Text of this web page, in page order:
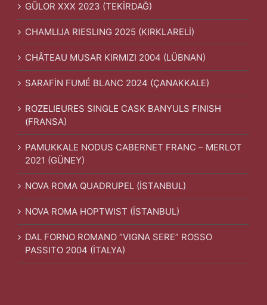
GÜLOR XXX 2023 (TEKİRDAĞ)
CHAMLIJA RIESLING 2025 (KIRKLARELİ)
CHÂTEAU MUSAR KIRMIZI 2004 (LÜBNAN)
SARAFİN FUMÉ BLANC 2024 (ÇANAKKALE)
ROZELIEURES SINGLE CASK BANYULS FINISH
(FRANSA)
PAMUKKALE NODUS CABERNET FRANC – MERLOT
2021 (GÜNEY)
NOVA ROMA QUADRUPEL (İSTANBUL)
NOVA ROMA HOPTWIST (İSTANBUL)
DAL FORNO ROMANO “VIGNA SERE” ROSSO
PASSITO 2004 (İTALYA)